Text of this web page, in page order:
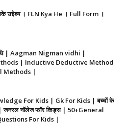
उद्देश्य । FLN Kya He । Full Form ।
| Aagman Nigman vidhi |
| Inductive Deductive Method
Methods |
For Kids | Gk For Kids | बच्चों के
| जनरल नॉलेज फॉर किड्स | 50+General
For Kids |